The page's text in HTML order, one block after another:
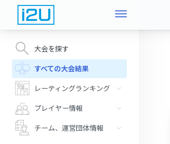
大会を探す
すべての大会結果
レーティングランキング
プレイヤー情報
チーム、運営団体情報